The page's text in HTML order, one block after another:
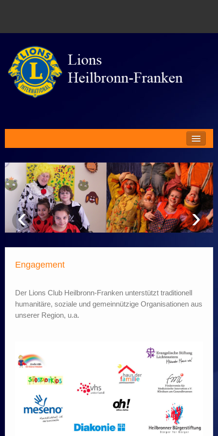
Ziele
Engagement
Impressum
intern
‹ ›
Engagement
Der Lions Club Heilbronn-Franken unterstützt traditionell
humanitäre, soziale und gemeinnützige Organisationen aus
unserer Region, u.a.